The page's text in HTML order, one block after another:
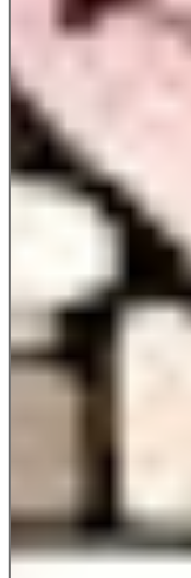
Ditt resultat
Antal rätt